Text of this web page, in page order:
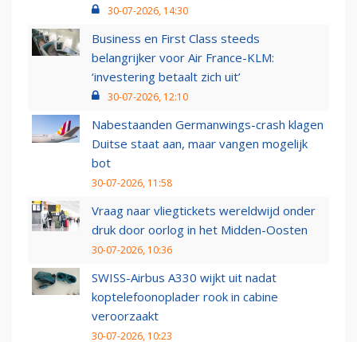
30-07-2026, 14:30
Business en First Class steeds
belangrijker voor Air France-KLM:
‘investering betaalt zich uit’
30-07-2026, 12:10
Nabestaanden Germanwings-crash klagen
Duitse staat aan, maar vangen mogelijk
bot
30-07-2026, 11:58
Vraag naar vliegtickets wereldwijd onder
druk door oorlog in het Midden-Oosten
30-07-2026, 10:36
SWISS-Airbus A330 wijkt uit nadat
koptelefoonoplader rook in cabine
veroorzaakt
30-07-2026, 10:23